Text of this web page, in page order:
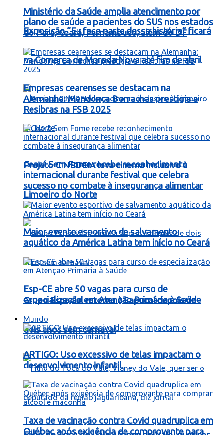
Exposição “Eu faço parte dessa história” ficará
na Comarca de Morada Nova até fim de abril
Projeto CINEDEIA leva cinema inclusivo à
Limoeiro do Norte
Grupo Especial retorna à Sapucaí depois de
dois anos sem carnaval
Ministério da Saúde amplia atendimento por
plano de saúde a pacientes do SUS nos estados
do Pará, Ceará, Pernambuco, além do DF
Empresas cearenses se destacam na
Alemanha: Mendonça Borrachas prestigia a
Resibras na FSB 2025
Ceará Sem Fome recebe reconhecimento
internacional durante festival que celebra
sucesso no combate à insegurança alimentar
Maior evento esportivo de salvamento
aquático da América Latina tem início no Ceará
Esp-CE abre 50 vagas para curso de
especialização em Atenção Primária à Saúde
Mundo
ARTIGO: Uso excessivo de telas impactam o
desenvolvimento infantil
Taxa de vacinação contra Covid quadruplica em
Québec após exigência de comprovante para